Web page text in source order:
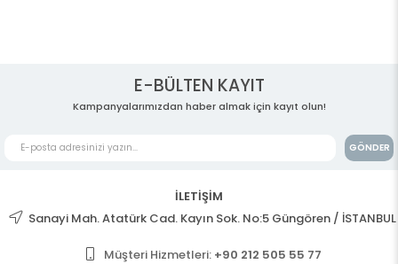
E-BÜLTEN KAYIT
Kampanyalarımızdan haber almak için kayıt olun!
GÖNDER
İLETİŞİM
Sanayi Mah. Atatürk Cad. Kayın Sok. No:5 Güngören / İSTANBUL
Müşteri Hizmetleri: +90 212 505 55 77